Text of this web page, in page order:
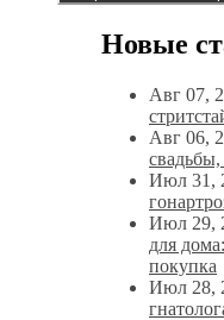
Новые
Авг 07,
Авг 06,
Июл 31,
Июл 29,
для
покупка
Июл 28,